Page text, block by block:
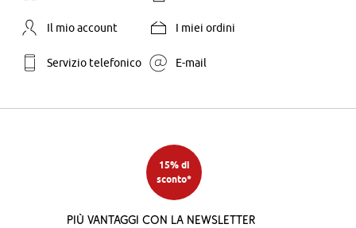
Il mio account I miei ordini
Servizio telefonico E-mail
15% di
sconto*
Più vantaggi con la newsletter